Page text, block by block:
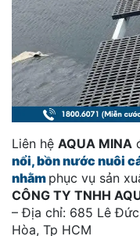
Liên hệ AQUA MINA
nổi, bồn nước nuôi
nhằm phục vụ sản
CÔNG TY TNHH
– Địa chỉ: 685 Lê Đức
Hòa, Tp HCM